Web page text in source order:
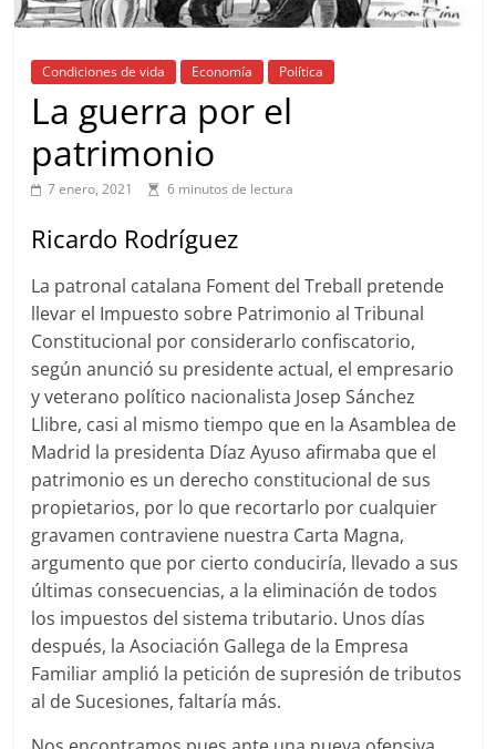
Condiciones de vida Economía Política
La guerra por el
patrimonio
7 enero, 2021 6 minutos de lectura
Ricardo Rodríguez
La patronal catalana Foment del Treball pretende
llevar el Impuesto sobre Patrimonio al Tribunal
Constitucional por considerarlo confiscatorio,
según anunció su presidente actual, el empresario
y veterano político nacionalista Josep Sánchez
Llibre, casi al mismo tiempo que en la Asamblea de
Madrid la presidenta Díaz Ayuso afirmaba que el
patrimonio es un derecho constitucional de sus
propietarios, por lo que recortarlo por cualquier
gravamen contraviene nuestra Carta Magna,
argumento que por cierto conduciría, llevado a sus
últimas consecuencias, a la eliminación de todos
los impuestos del sistema tributario. Unos días
después, la Asociación Gallega de la Empresa
Familiar amplió la petición de supresión de tributos
al de Sucesiones, faltaría más.